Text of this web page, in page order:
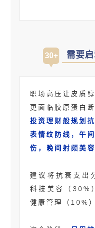
30+ 需要
职场高压让皮质
更面临胶原蛋白
投资理财般规划
表情纹防线，午
伤，晚间射频美
建议将抗衰支出
科技美容（30%
健康管理（10%